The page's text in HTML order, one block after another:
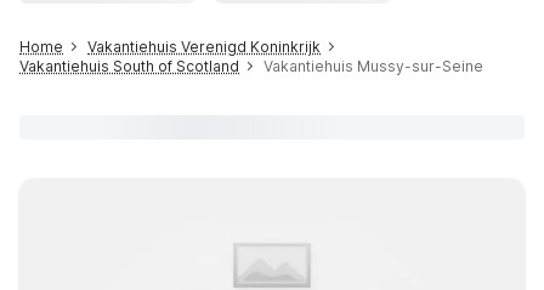
Home
Vakantiehuis Verenigd Koninkrijk
Vakantiehuis South of Scotland
Vakantiehuis Mussy-sur-Seine